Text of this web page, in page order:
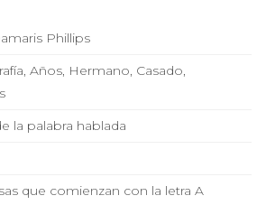
Phillips
Años, Hermano, Casado,
la palabra hablada
que comienzan con la letra A